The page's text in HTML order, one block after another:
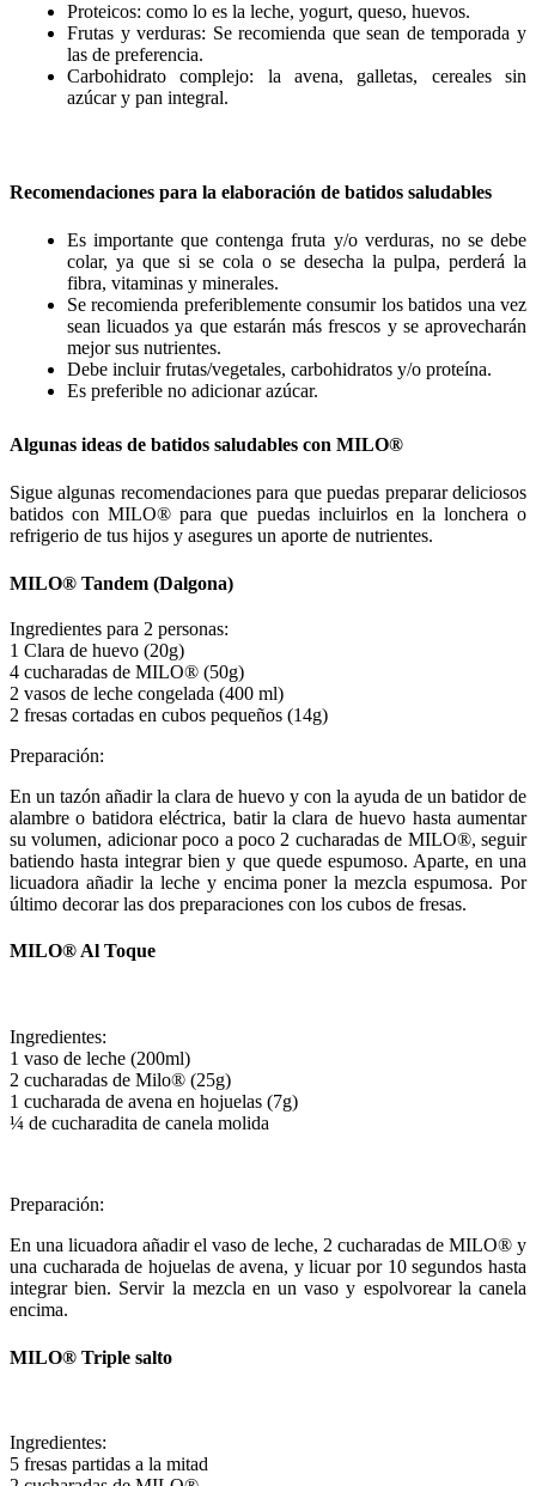
Proteicos: como lo es la leche, yogurt, queso, huevos.
Frutas y verduras: Se recomienda que sean de temporada y
las de preferencia.
Carbohidrato complejo: la avena, galletas, cereales sin
azúcary pan integral.
Recomendaciones para la elaboración de batidos saludables
Es importante que contenga fruta y/o verduras, no se debe
colar, ya que si se cola o se desecha la pulpa, perderá la
fibra, vitaminas y minerales.
Se recomienda preferiblemente consumir los batidos una vez
sean licuados ya que estaránmás frescos y se aprovecharán
mejor sus nutrientes.
Debe incluir frutas/vegetales, carbohidratos y/o proteína.
Es preferible no adicionar azúcar.
Algunas ideas de batidos saludables con MILO®
Sigue algunas recomendaciones para que puedas preparar deliciosos
batidos con MILO® para que puedas incluirlos en la lonchera o
refrigerio de tus hijos y asegures un aporte de nutrientes.
MILO® Tandem (Dalgona)
Ingredientes para 2 personas:
1 Clara de huevo (20g)
4 cucharadas de MILO® (50g)
2 vasos de leche congelada (400 ml)
2 fresas cortadas en cubos pequeños (14g)
Preparación:
En un tazón añadir la clara de huevo y con la ayuda de un batidor de
alambre o batidora eléctrica, batir la clara de huevo hasta aumentar
su volumen, adicionar poco a poco 2 cucharadas de MILO®, seguir
batiendo hasta integrar bien y que quede espumoso. Aparte, en una
licuadora añadir la leche y encima poner la mezcla espumosa. Por
último decorar las dos preparaciones con los cubos de fresas.
MILO® Al Toque
Ingredientes:
1 vaso de leche (200ml)
2 cucharadas de Milo® (25g)
1 cucharada de avena en hojuelas (7g)
¼ de cucharadita de canela molida
Preparación:
En una licuadora añadir el vaso de leche, 2 cucharadas de MILO® y
una cucharada de hojuelas de avena, y licuar por 10 segundos hasta
integrar bien. Servir la mezcla en un vaso y espolvorear la canela
encima.
MILO® Triple salto
Ingredientes:
5 fresas partidas a la mitad